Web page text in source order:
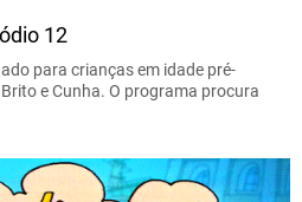
12
para crianças em idade pré-
e Cunha. O programa procura